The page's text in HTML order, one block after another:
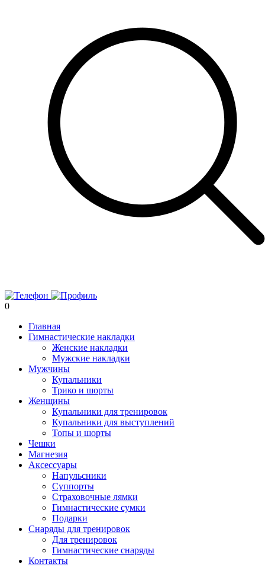
0
Главная
Гимнастические накладки
Женские накладки
Мужские накладки
Мужчины
Купальники
Трико и шорты
Женщины
Купальники для тренировок
Купальники для выступлений
Топы и шорты
Чешки
Магнезия
Аксессуары
Напульсники
Суппорты
Страховочные лямки
Гимнастические сумки
Подарки
Снаряды для тренировок
Для тренировок
Гимнастические снаряды
Контакты